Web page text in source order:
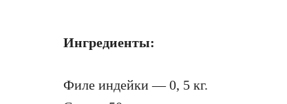
Ингредиенты:
Филе индейки — 0, 5 кг.